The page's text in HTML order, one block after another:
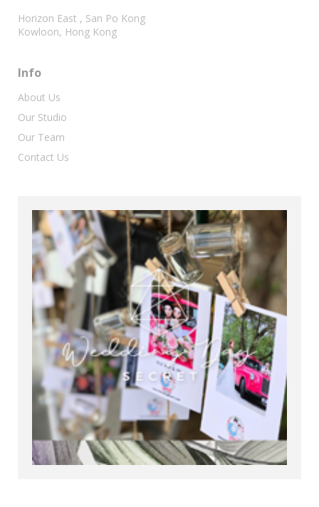
Horizon East , San Po Kong
Kowloon, Hong Kong
Info
About Us
Our Studio
Our Team
Contact Us